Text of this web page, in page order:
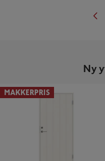
Ny
Ytterdør P-100 Uten glass Hvit -
Swedoor
MAKKERPRIS